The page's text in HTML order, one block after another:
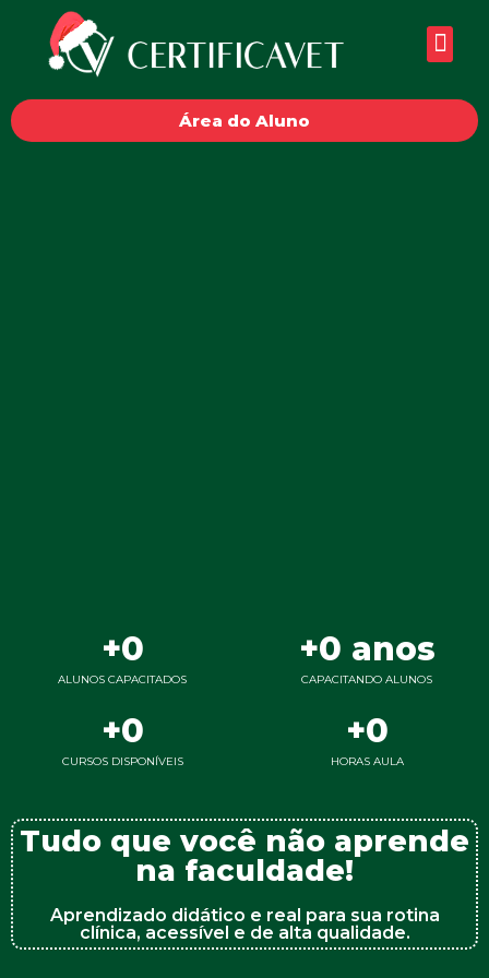
Área do Aluno
ALUNOS CAPACITADOS
+0
CAPACITANDO ALUNOS
+0 anos
CURSOS DISPONÍVEIS
+0
HORAS AULA
+0
Tudo que você não aprende
na faculdade!
Aprendizado didático e real para sua rotina
clínica, acessível e de alta qualidade.